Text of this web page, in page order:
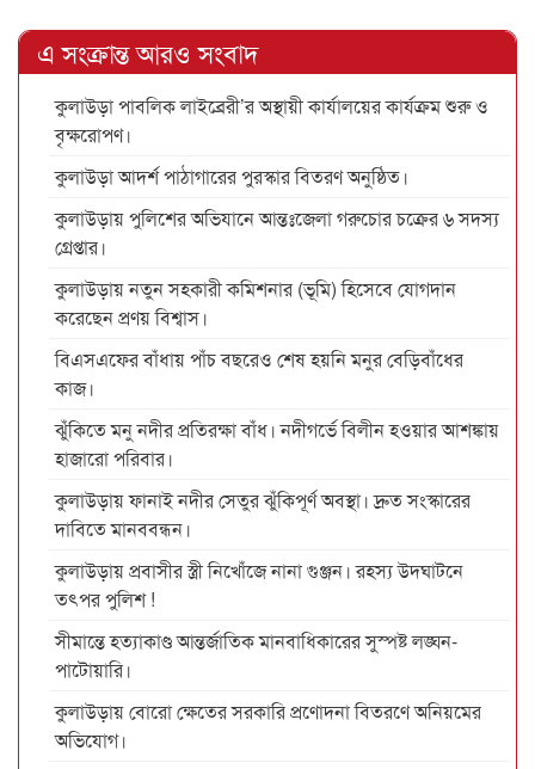
এ সংক্রান্ত আরও সংবাদ
কুলাউড়া পাবলিক লাইব্রেরী’র অস্থায়ী কার্যালয়ের কার্যক্রম শুরু ও
বৃক্ষরোপণ।
কুলাউড়া আদর্শ পাঠাগারের পুরস্কার বিতরণ অনুষ্ঠিত।
কুলাউড়ায় পুলিশের অভিযানে আন্তঃজেলা গরুচোর চক্রের ৬ সদস্য
গ্রেপ্তার।
কুলাউড়ায় নতুন সহকারী কমিশনার (ভূমি) হিসেবে যোগদান
করেছেন প্রণয় বিশ্বাস।
বিএসএফের বাঁধায় পাঁচ বছরেও শেষ হয়নি মনুর বেড়িবাঁধের
কাজ।
ঝুঁকিতে মনু নদীর প্রতিরক্ষা বাঁধ। নদীগর্ভে বিলীন হওয়ার আশঙ্কায়
হাজারো পরিবার।
কুলাউড়ায় ফানাই নদীর সেতুর ঝুঁকিপূর্ণ অবস্থা। দ্রুত সংস্কারের
দাবিতে মানববন্ধন।
কুলাউড়ায় প্রবাসীর স্ত্রী নিখোঁজে নানা গুঞ্জন। রহস্য উদঘাটনে
তৎপর পুলিশ !
সীমান্তে হত্যাকাণ্ড আন্তর্জাতিক মানবাধিকারের সুস্পষ্ট লঙ্ঘন-
পাটোয়ারি।
কুলাউড়ায় বোরো ক্ষেতের সরকারি প্রণোদনা বিতরণে অনিয়মের
অভিযোগ।